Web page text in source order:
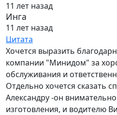
11 лет назад
Инга
11 лет назад
Цитата
Хочется выразить
компании "Минидом" за
обслуживания и
Отдельно хочется сказать
Александру -он
изготовления, и водителю